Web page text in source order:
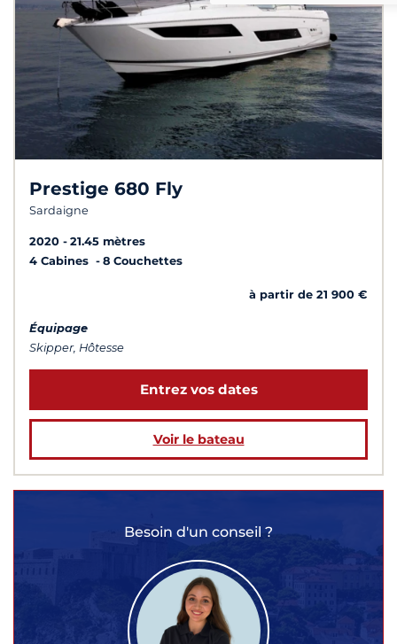
Prestige 680 Fly
Sardaigne
2020
21.45 mètres
4 Cabines
8 Couchettes
à partir de 21 900 €
Équipage
Skipper, Hôtesse
Entrez vos dates
Voir le bateau
Besoin d'un conseil ?